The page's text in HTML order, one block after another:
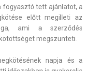
fogyasztó tett ajánlatot, a
előtt megilleti az
ami a szerződés
megszünteti.
napja és a